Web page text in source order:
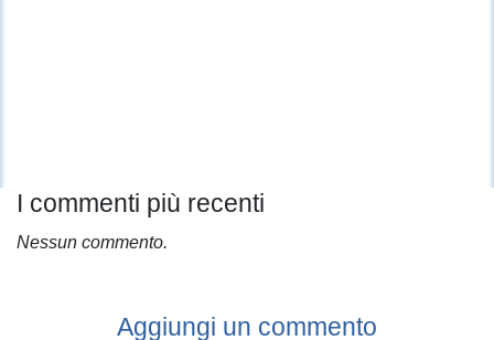
I commenti più recenti
Nessun commento.
Aggiungi un commento